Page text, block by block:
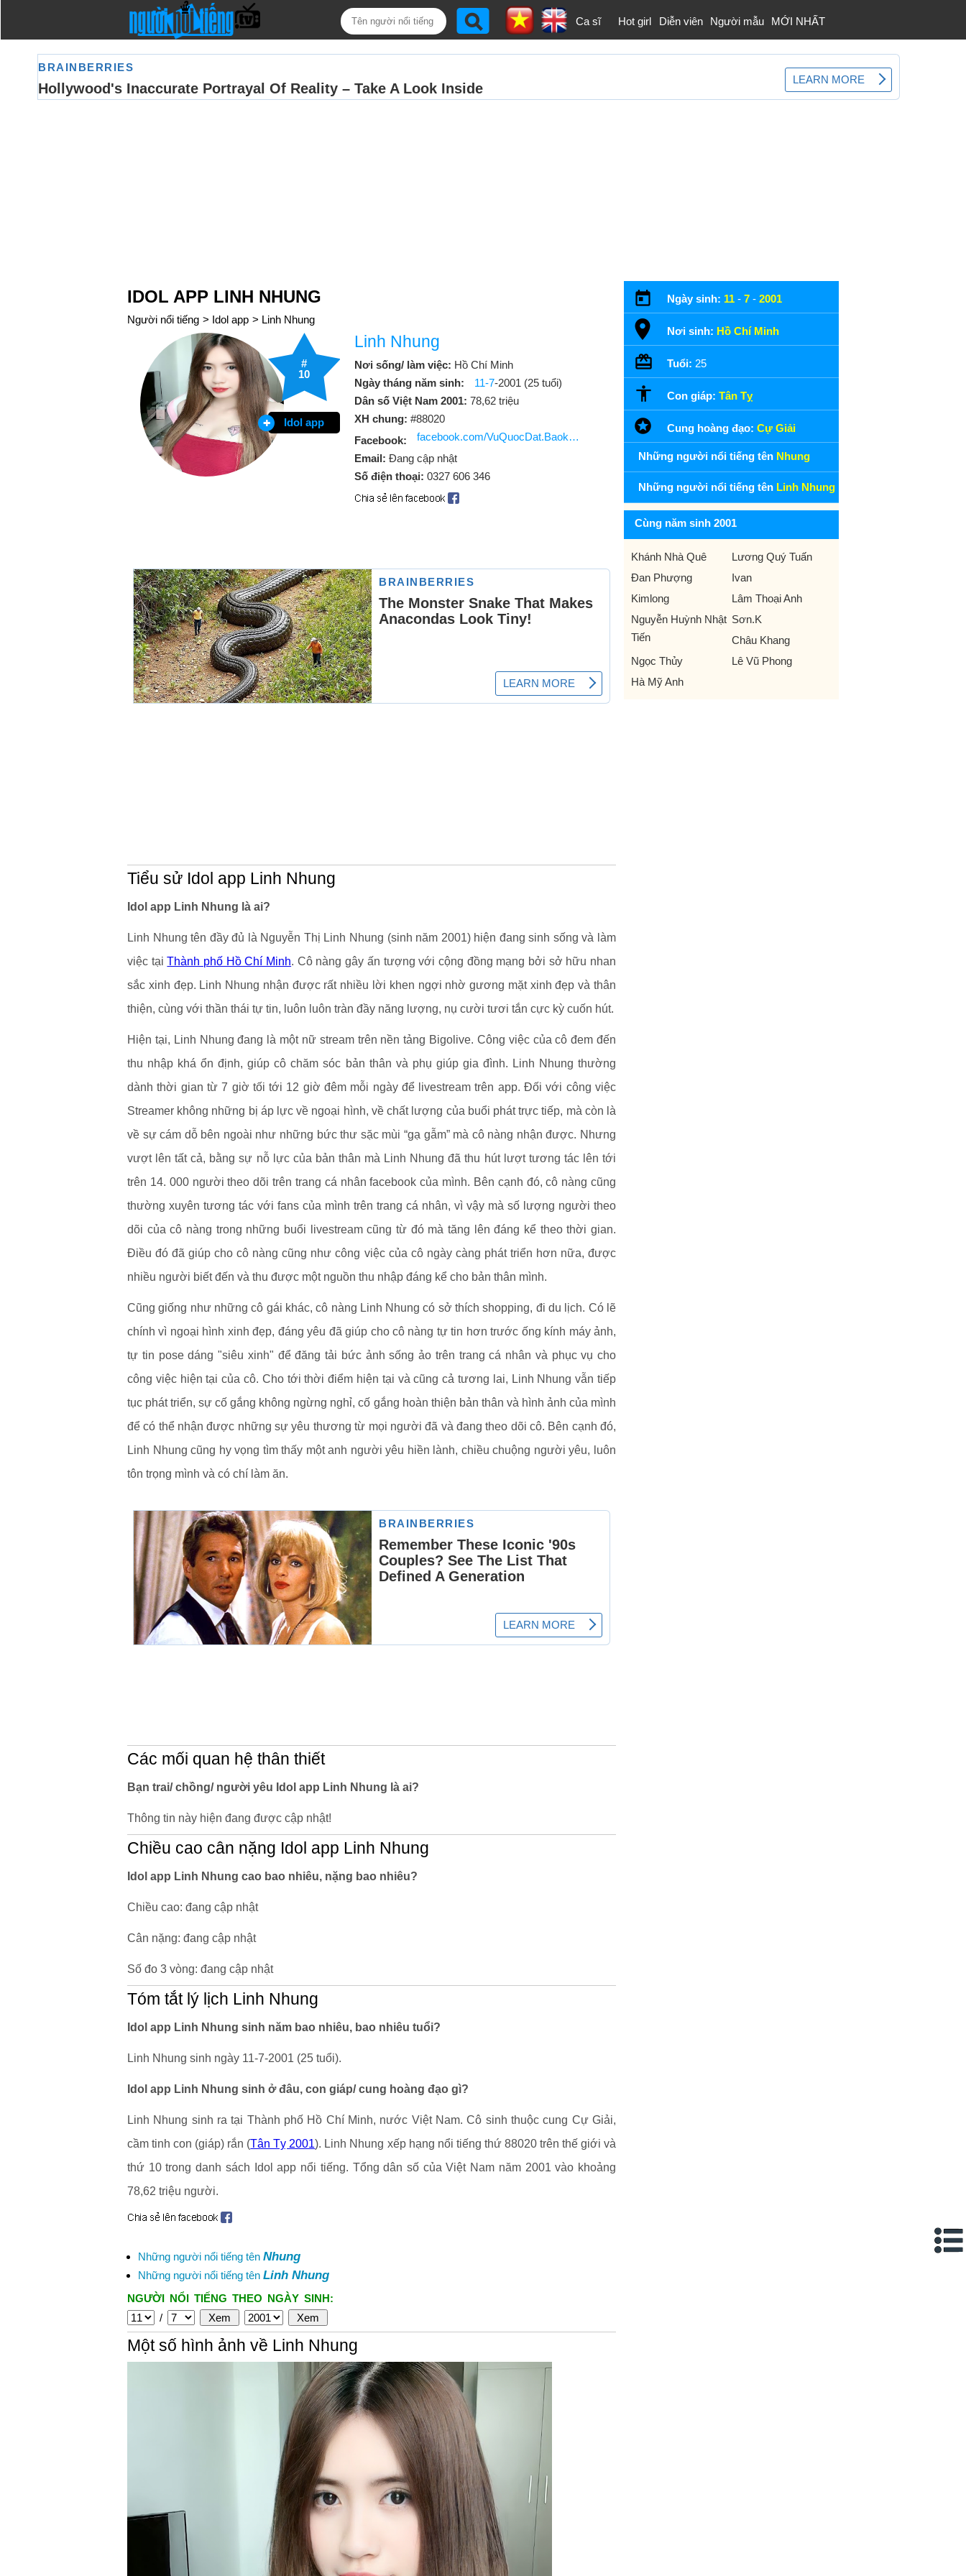
Ca sĩ Hot girl Diễn viên Người mẫu MỚI NHẤT
IDOL APP LINH NHUNG
Người nổi tiếng > Idol app > Linh Nhung
#
10
Idol app
Linh Nhung
Nơi sống/ làm việc: Hồ Chí Minh
Ngày tháng năm sinh:
11-7-2001 (25 tuổi)
Dân số Việt Nam 2001: 78,62 triệu
XH chung: #88020
Facebook:
facebook.com/VuQuocDat.Baoke13
Email: Đang cập nhật
Số điện thoại: 0327 606 346
Tiểu sử Idol app Linh Nhung
Idol app Linh Nhung là ai?
Linh Nhung tên đầy đủ là Nguyễn Thị Linh Nhung (sinh năm 2001) hiện đang sinh sống và làm
việc tạiThành phố Hồ Chí Minh. Cô nàng gây ấn tượng với cộng đồng mạng bởi sở hữu nhan
sắc xinh đẹp. Linh Nhung nhận được rất nhiều lời khen ngợi nhờ gương mặt xinh đẹp và thân
thiện, cùng với thần thái tự tin, luôn luôn tràn đầy năng lượng, nụ cười tươi tắn cực kỳ cuốn hút.
Hiện tại, Linh Nhung đang là một nữ stream trên nền tảng Bigolive. Công việc của cô đem đến
thu nhập khá ổn định, giúp cô chăm sóc bản thân và phụ giúp gia đình. Linh Nhung thường
dành thời gian từ 7 giờ tối tới 12 giờ đêm mỗi ngày để livestream trên app. Đối với công việc
Streamer không những bị áp lực về ngoại hình, về chất lượng của buổi phát trực tiếp, mà còn là
về sự cám dỗ bên ngoài như những bức thư sặc mùi “gạ gẫm” mà cô nàng nhận được. Nhưng
vượt lên tất cả, bằng sự nỗ lực của bản thân mà Linh Nhung đã thu hút lượt tương tác lên tới
trên 14. 000 người theo dõi trên trang cá nhân facebook của mình. Bên cạnh đó, cô nàng cũng
thường xuyên tương tác với fans của mình trên trang cá nhân, vì vậy mà số lượng người theo
dõi của cô nàng trong những buổi livestream cũng từ đó mà tăng lên đáng kể theo thời gian.
Điều đó đã giúp cho cô nàng cũng như công việc của cô ngày càng phát triển hơn nữa, được
nhiều người biết đến và thu được một nguồn thu nhập đáng kể cho bản thân mình.
Cũng giống như những cô gái khác, cô nàng Linh Nhung có sở thích shopping, đi du lịch. Có lẽ
chính vì ngoại hình xinh đẹp, đáng yêu đã giúp cho cô nàng tự tin hơn trước ống kính máy ảnh,
tự tin pose dáng "siêu xinh" để đăng tải bức ảnh sống ảo trên trang cá nhân và phục vụ cho
công việc hiện tại của cô. Cho tới thời điểm hiện tại và cũng cả tương lai, Linh Nhung vẫn tiếp
tục phát triển, sự cố gắng không ngừng nghỉ, cố gắng hoàn thiện bản thân và hình ảnh của mình
để có thể nhận được những sự yêu thương từ mọi người đã và đang theo dõi cô. Bên cạnh đó,
Linh Nhung cũng hy vọng tìm thấy một anh người yêu hiền lành, chiều chuộng người yêu, luôn
tôn trọng mình và có chí làm ăn.
Các mối quan hệ thân thiết
Bạn trai/ chồng/ người yêu Idol app Linh Nhung là ai?
Thông tin này hiện đang được cập nhật!
Chiều cao cân nặng Idol app Linh Nhung
Idol app Linh Nhung cao bao nhiêu, nặng bao nhiêu?
Chiều cao: đang cập nhật
Cân nặng: đang cập nhật
Số đo 3 vòng: đang cập nhật
Tóm tắt lý lịch Linh Nhung
Idol app Linh Nhung sinh năm bao nhiêu, bao nhiêu tuổi?
Linh Nhung sinh ngày 11-7-2001 (25 tuổi).
Idol app Linh Nhung sinh ở đâu, con giáp/ cung hoàng đạo gì?
Linh Nhung sinh ra tại Thành phố Hồ Chí Minh, nước Việt Nam. Cô sinh thuộc cung Cự Giải,
cầm tinh con (giáp) rắn (Tân Tỵ 2001). Linh Nhung xếp hạng nổi tiếng thứ 88020 trên thế giới và
thứ 10 trong danh sách Idol app nổi tiếng. Tổng dân số của Việt Nam năm 2001 vào khoảng
78,62 triệu người.
Những người nổi tiếng tên Nhung
Những người nổi tiếng tên Linh Nhung
NGƯỜI NỔI TIẾNG THEO NGÀY SINH:
/
Một số hình ảnh về Linh Nhung
Ngày sinh: 11 - 7 - 2001
Nơi sinh: Hồ Chí Minh
Tuổi: 25
Con giáp: Tân Tỵ
Cung hoàng đạo: Cự Giải
Những người nổi tiếng tên Nhung
Những người nổi tiếng tên Linh Nhung
Cùng năm sinh 2001
Khánh Nhà Quê
Lương Quý Tuấn
Đan Phượng
Ivan
Kimlong
Lâm Thoại Anh
Nguyễn Huỳnh Nhật
Tiến
Sơn.K
Châu Khang
Ngọc Thủy
Lê Vũ Phong
Hà Mỹ Anh